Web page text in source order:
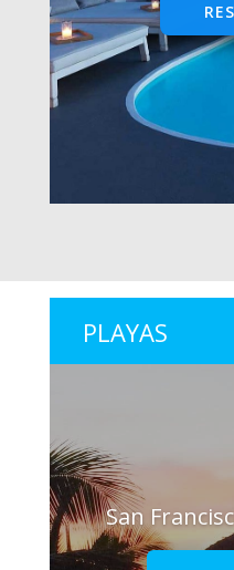
PLAYAS
San